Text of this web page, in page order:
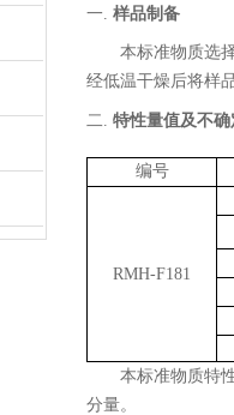
一. 样品制备
本标准物质选
经低温干燥后将样
二. 特性量值及不确
编号
RMH-F181
本标准物质特
分量。